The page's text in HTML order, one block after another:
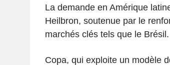
La demande en Amérique
Heilbron, soutenue par le
marchés clés tels que le Brésil.
Copa, qui exploite un modèle